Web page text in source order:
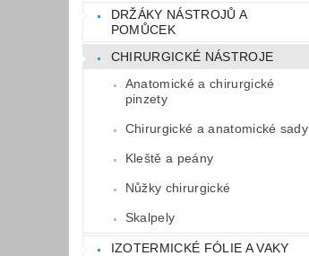
DRŽÁKY NÁSTROJŮ A
POMŮCEK
CHIRURGICKÉ NÁSTROJE
Anatomické a chirurgické
pinzety
Chirurgické a anatomické sady
Kleště a peány
Nůžky chirurgické
Skalpely
IZOTERMICKÉ FÓLIE A VAKY